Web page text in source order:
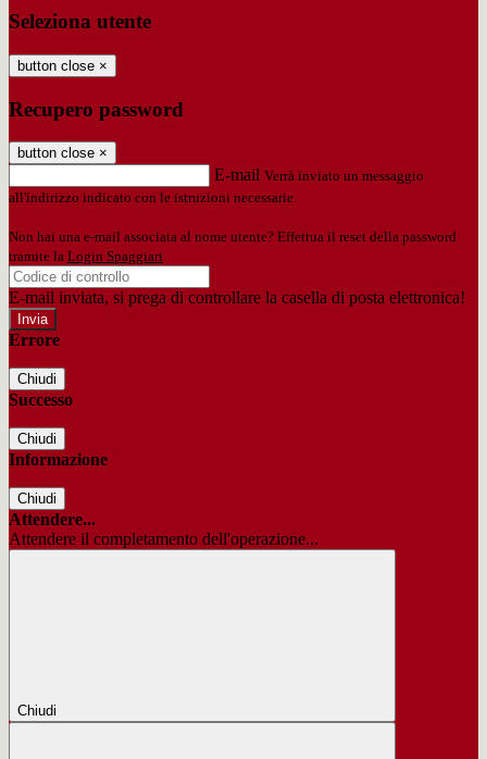
Seleziona utente
button close ×
Recupero password
button close ×
E-mail Verrà inviato un messaggio
all'indirizzo indicato con le istruzioni necessarie.
Non hai una e-mail associata al nome utente? Effettua il reset della password
tramite la Login Spaggiari
E-mail inviata, si prega di controllare la casella di posta elettronica!
Errore
Chiudi
Successo
Chiudi
Informazione
Chiudi
Attendere...
Attendere il completamento dell'operazione...
Chiudi